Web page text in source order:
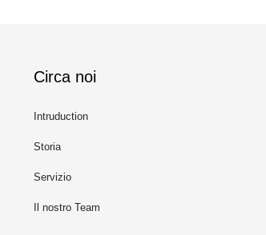
Circa noi
Intruduction
Storia
Servizio
Il nostro Team